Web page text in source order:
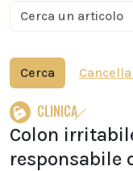
Cerca
CLINICA
Colon
responsabile